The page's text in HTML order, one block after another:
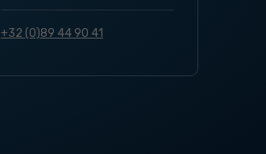
+32 (0)89 44 90 41